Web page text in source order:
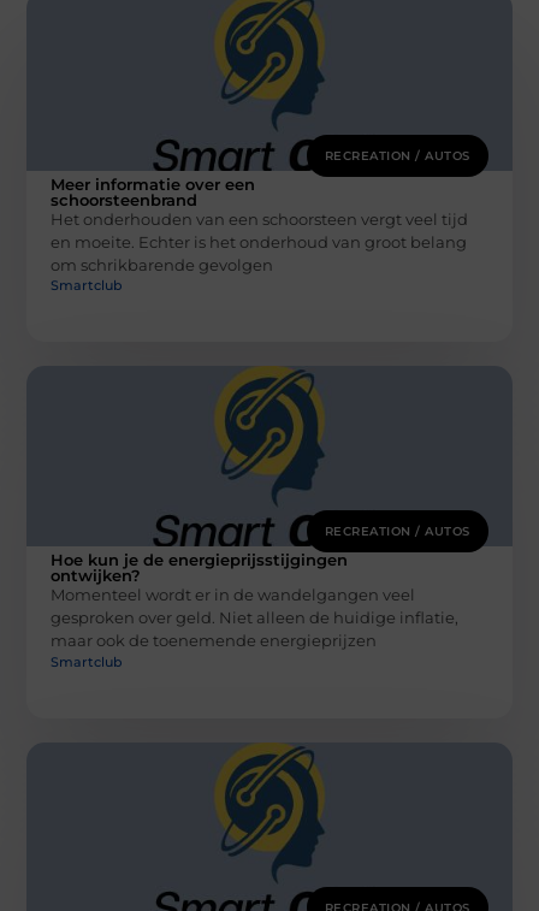
RECREATION / AUTOS
Meer informatie over een
schoorsteenbrand
Het onderhouden van een schoorsteen vergt veel tijd
en moeite. Echter is het onderhoud van groot belang
om schrikbarende gevolgen
Smartclub
RECREATION / AUTOS
Hoe kun je de energieprijsstijgingen
ontwijken?
Momenteel wordt er in de wandelgangen veel
gesproken over geld. Niet alleen de huidige inflatie,
maar ook de toenemende energieprijzen
Smartclub
RECREATION / AUTOS